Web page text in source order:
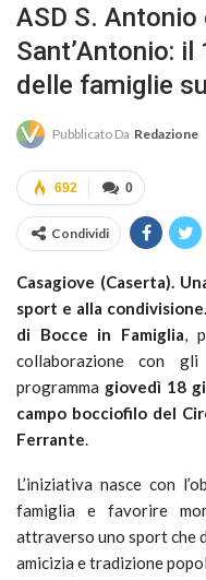
ASD S.
Sant’Antonio:
delle famiglie
Pubblicato Da Redazione
0
692
Condividi
Casagiove (Caserta).
sport e alla condivisione.
di Bocce in Famiglia ,
collaborazione con gli
programma giovedì 18
campo bocciofilo del
Ferrante
L’iniziativa nasce con
famiglia e favorire
attraverso uno sport che
amicizia e tradizione